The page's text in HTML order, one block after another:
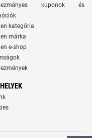
kuponok és
kategória
márka
e-shop